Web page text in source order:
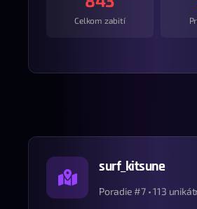
Celkom zabití
surf_kitsune
Poradie #7 • 113